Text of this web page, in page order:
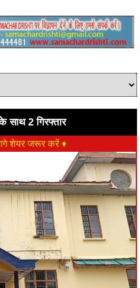
साथ 2 गिरफ्तार
शेयर जरूर करें ♦